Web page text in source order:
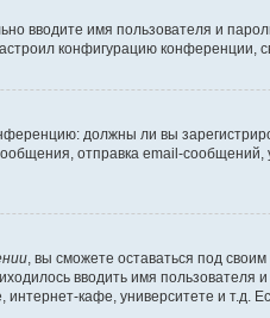
вводите имя пользователя и
конфигурацию конференции,
должны ли вы
отправка email-сообщений,
, вы сможете оставаться под
вводить имя
кафе, университете и т.д.